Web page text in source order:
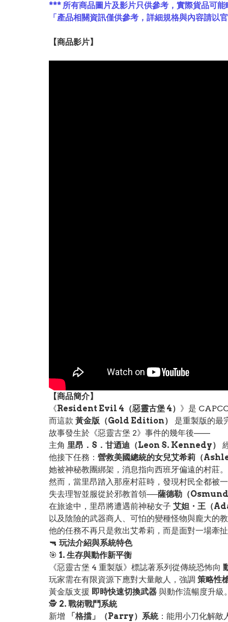
*** 所有商品圖片及影片只供參考，實際貨品可
「產品相關資訊僅供參考，詳細規格與內容請以
【商品影片】
【商品簡介】
《Resident Evil 4（惡靈古堡 4） 》是
而這款 黃金版（Gold Edition）
是重製版的最
故事發生於《惡靈古堡 2》事件的幾年後——
主角 里昂．S．甘迺迪（Leon S. Kennedy）
他接下任務： 營救美國總統的女兒艾希莉（
她被神秘教團綁架，消息指向西班牙偏遠的村莊。
然而，當里昂踏入那座村莊時，發現村民全都被
失去理智並服從於邪教首領──薩德勒（
在旅途中，里昂將遭遇前神秘女子 艾妲・王（
以及陰險的武器商人、可怕的變種怪物與龐大的
他的任務不再只是救出艾希莉，而是面對一場牽
🔫 玩法介紹與系統特色
🎯 1. 生存與動作新平衡
《惡靈古堡 4 重製版》標誌著系列從傳統恐怖向
玩家需在有限資源下應對大量敵人，強調 策略性
黃金版支援 即時快速切換武器 與動作流暢度升級
🕵️ 2. 戰術戰鬥系統
新增
「格擋」（Parry）系統：能用小刀化解敵